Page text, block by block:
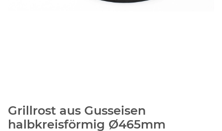
Grillrost aus Gusseisen
halbkreisförmig Ø465mm